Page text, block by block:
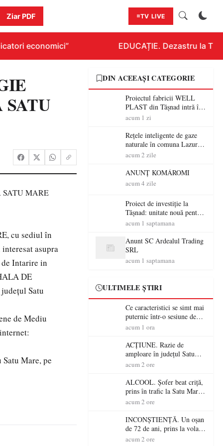
Ziar PDF TV LIVE
economici” EDUCAȚIE. Dezastru la
cu sediul în
asupra
Intarire in
DE
Satu
de Mediu
Mare, pe
DIN ACEEAȘI CATEGORIE
Proiectul fabricii WELL
PLAST din Tășnad intră în
etapa de încadrare pentru
acum 1 zi
Rețele inteligente de gaze
naturale în comuna Lazuri și
localitățile aparținătoare.
consultare publică
acum 2 zile
ANUNȚ KOMÁROMI
acum 4 zile
Proiect de investiție la
Tășnad: unitate nouă pentru
fabricarea produselor din
acum 1 saptamana
Anunt SC Ardealul Trading
SRL
acum 1 saptamana
ULTIMELE ȘTIRI
Ce caracteristici se simt mai
puternic într-o sesiune de
distracție la sloturi online:
RTP?
acum 1 ora
ACȚIUNE. Razie de
amploare în județul Satu
Mare! Polițiștii au dat sute
șoferi fără permis într-o
singură zi
acum 2 ore
ALCOOL. Șofer beat criță,
prins în trafic la Satu Mare!
Alcoolemie uriașă
acum 2 ore
INCONȘTIENȚĂ. Un oșan
de 72 de ani, prins la volan
fără permis! Polițiștii l-au
acum 2 ore